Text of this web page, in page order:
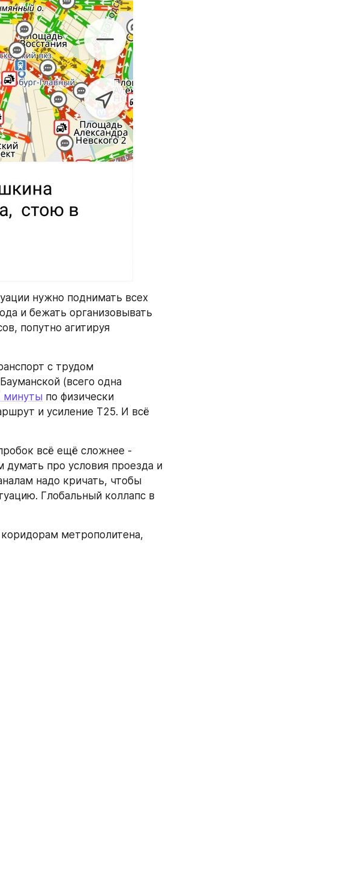
нужно поднимать всех
и бежать организовывать
попутно агитируя
с трудом
(всего одна
минуты по физически
и усиление Т25. И всё
всё ещё сложнее -
думать про условия проезда и
надо кричать, чтобы
Глобальный коллапс в
метрополитена,